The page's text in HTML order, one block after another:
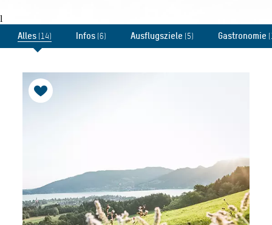
l
Alles(14) Infos(6) Ausflugsziele (5) Gastronomie